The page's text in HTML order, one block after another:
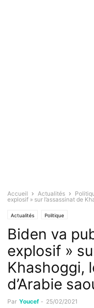
Accueil Actualités
explosif » sur l’assassinat de
Actualités Politique
Biden va
explosif »
Khashoggi,
d’Arabie
Par Youcef - 25/02/2021